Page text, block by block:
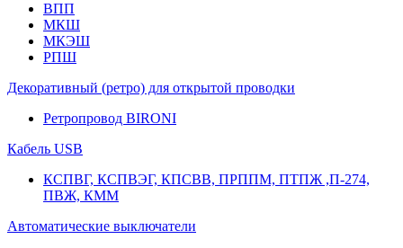
ВПП
МКШ
МКЭШ
РПШ
Декоративный (ретро) для открытой проводки
Ретропровод BIRONI
Кабель USB
КСПВГ, КСПВЭГ, КПСВВ, ПРППМ, ПТПЖ ,П-274,
ПВЖ, КММ
Автоматические выключатели